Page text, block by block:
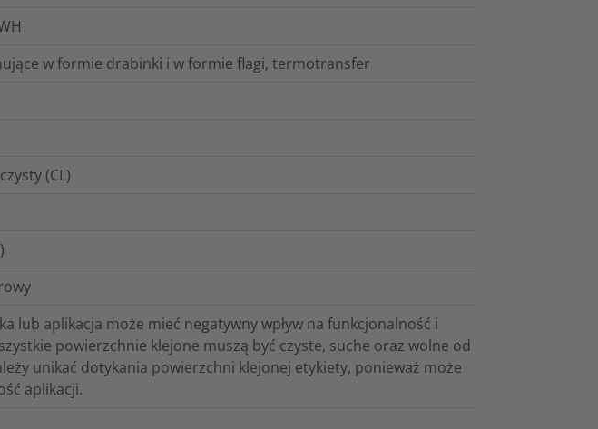
w formie drabinki i w formie flagi, termotransfer
(CL)
lub aplikacja może mieć negatywny wpływ na funkcjonalność i
powierzchnie klejone muszą być czyste, suche oraz wolne od
unikać dotykania powierzchni klejonej etykiety, ponieważ może
aplikacji.